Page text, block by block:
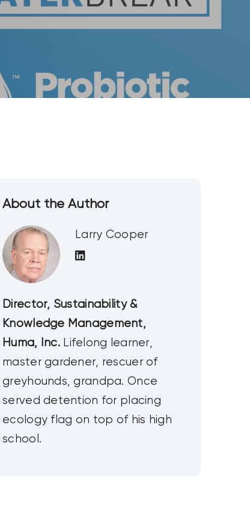
About the Author
Larry Cooper
Director, Sustainability &
Knowledge Management,
Huma, Inc.Lifelong learner,
master gardener, rescuer of
greyhounds, grandpa. Once
served detention for placing
ecology flag on top of his high
school.